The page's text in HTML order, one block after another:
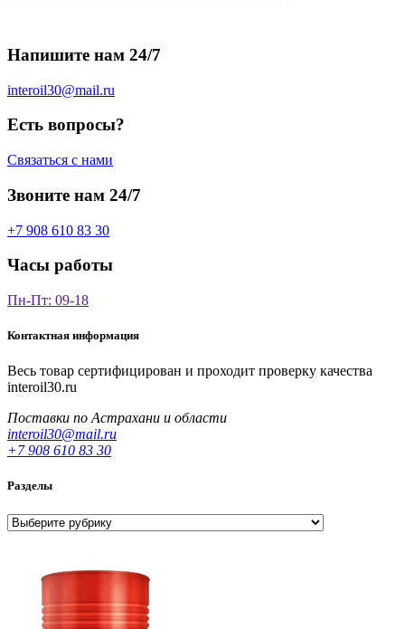
Напишите нам 24/7
interoil30@mail.ru
Есть вопросы?
Связаться с нами
Звоните нам 24/7
+7 908 610 83 30
Часы работы
Пн-Пт: 09-18
Контактная информация
Весь товар сертифицирован и проходит проверку качества
interoil30.ru
Поставки по Астрахани и области
interoil30@mail.ru
+7 908 610 83 30
Разделы
Разделы